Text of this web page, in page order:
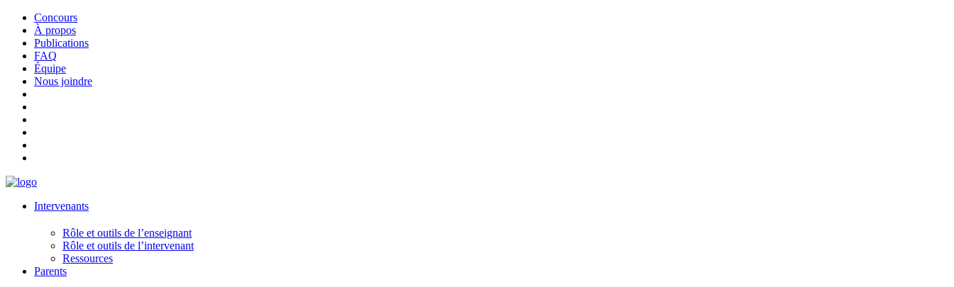
Concours
À propos
Publications
FAQ
Équipe
Nous joindre
Intervenants
Rôle et outils de l’enseignant
Rôle et outils de l’intervenant
Ressources
Parents